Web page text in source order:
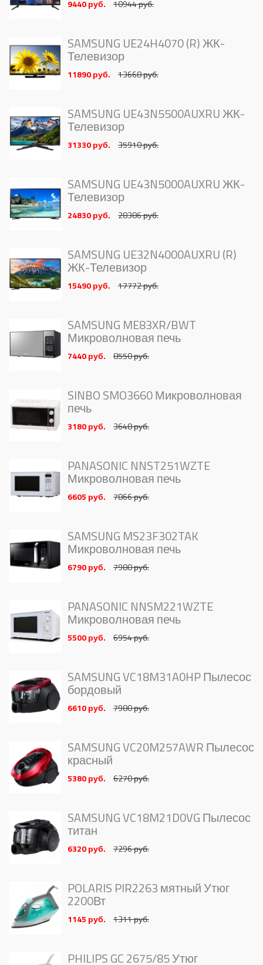
9440 руб. 10944 руб.
SAMSUNG UE24H4070 (R) ЖК-
Телевизор
11890 руб. 13668 руб.
SAMSUNG UE43N5500AUXRU ЖК-
Телевизор
31330 руб. 35910 руб.
SAMSUNG UE43N5000AUXRU ЖК-
Телевизор
24830 руб. 28386 руб.
SAMSUNG UE32N4000AUXRU (R)
ЖК-Телевизор
15490 руб. 17772 руб.
SAMSUNG ME83XR/BWT
Микроволновая печь
7440 руб. 8550 руб.
SINBO SMO3660 Микроволновая
печь
3180 руб. 3648 руб.
PANASONIC NNST251WZTE
Микроволновая печь
6605 руб. 7866 руб.
SAMSUNG MS23F302TAK
Микроволновая печь
6790 руб. 7980 руб.
PANASONIC NNSM221WZTE
Микроволновая печь
5500 руб. 6954 руб.
SAMSUNG VC18M31A0HP Пылесос
бордовый
6610 руб. 7980 руб.
SAMSUNG VC20M257AWR Пылесос
красный
5380 руб. 6270 руб.
SAMSUNG VC18M21D0VG Пылесос
титан
6320 руб. 7296 руб.
POLARIS PIR2263 мятный Утюг
2200Вт
1145 руб. 1311 руб.
PHILIPS GC 2675/85 Утюг